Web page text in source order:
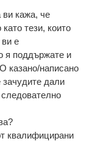
кажа, че
тези, които
ви е
я поддържате и
казано/написано
зачудите дали
квалифицирани